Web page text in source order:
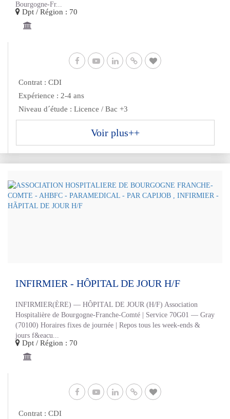
Bourgogne-Fr...
Dpt / Région : 70
Contrat : CDI
Expérience : 2-4 ans
Niveau d´étude : Licence / Bac +3
Voir plus++
INFIRMIER - HÔPITAL DE JOUR H/F
INFIRMIER(ÈRE) — HÔPITAL DE JOUR (H/F) Association
Hospitalière de Bourgogne-Franche-Comté | Service 70G01 — Gray
(70100) Horaires fixes de journée | Repos tous les week-ends &
jours f&eacu...
Dpt / Région : 70
Contrat : CDI